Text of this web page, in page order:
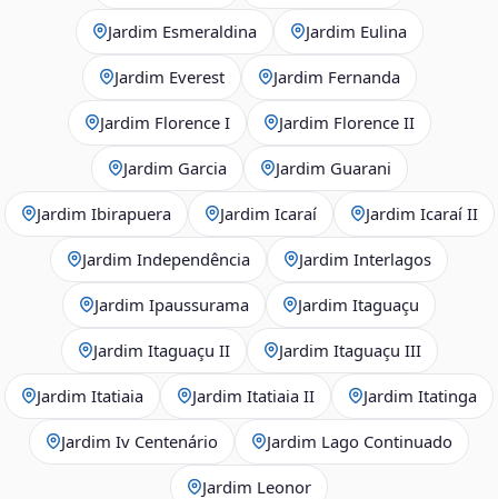
Jardim Esmeraldina Jardim Eulina
Jardim Everest Jardim Fernanda
Jardim Florence I Jardim Florence II
Jardim Garcia Jardim Guarani
Jardim Ibirapuera Jardim Icaraí Jardim Icaraí II
Jardim Independência Jardim Interlagos
Jardim Ipaussurama Jardim Itaguaçu
Jardim Itaguaçu II Jardim Itaguaçu III
Jardim Itatiaia Jardim Itatiaia II Jardim Itatinga
Jardim Iv Centenário Jardim Lago Continuado
Jardim Leonor